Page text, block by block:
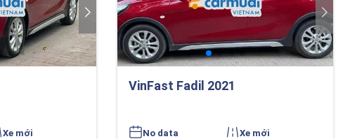
Xe mới
VinFast Fadil 2021
No data Xe mới